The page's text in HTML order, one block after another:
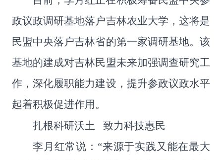
政议政调研基地落户吉林农业大学，这将是
民盟中央落户吉林省的第一家调研基地。该
基地的建成对吉林民盟未来加强调查研究工
作，深化履职能力建设，提升参政议政水平
起着积极促进作用。
扎根科研沃土 致力科技惠民
李月红常说： “来源于实践又能在最大